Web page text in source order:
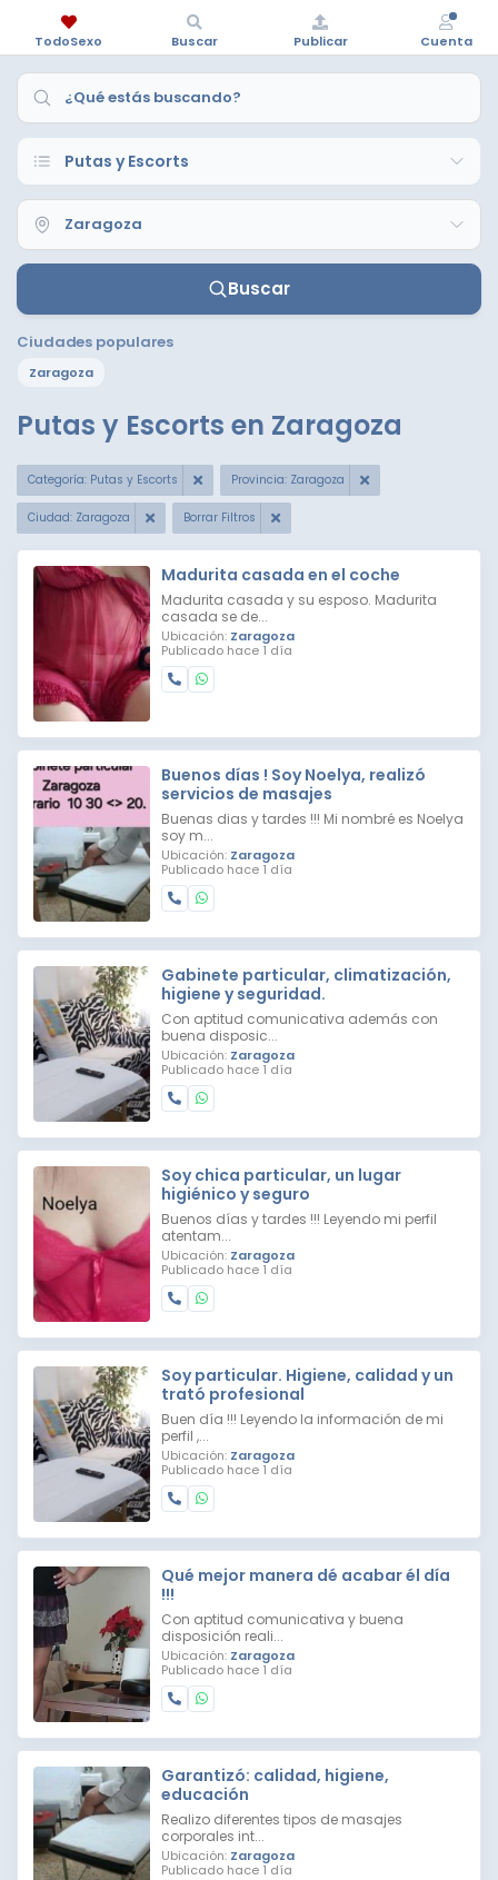
Buscar
Ciudades populares
Zaragoza
Putas y Escorts en Zaragoza
Categoría: Putas y Escorts Provincia: Zaragoza
Ciudad: Zaragoza Borrar Filtros
Madurita casada en el coche
Madurita casada y su esposo. Madurita
casada se de...
Ubicación: Zaragoza
Publicado hace 1 día
Buenos días ! Soy Noelya, realizó
servicios de masajes
Buenas dias y tardes !!! Mi nombré es Noelya
soy m...
Ubicación: Zaragoza
Publicado hace 1 día
Gabinete particular, climatización,
higiene y seguridad.
Con aptitud comunicativa además con
buena disposic...
Ubicación: Zaragoza
Publicado hace 1 día
Soy chica particular, un lugar
higiénico y seguro
Buenos días y tardes !!! Leyendo mi perfil
atentam...
Ubicación: Zaragoza
Publicado hace 1 día
Soy particular. Higiene, calidad y un
trató profesional
Buen día !!! Leyendo la información de mi
perfil ,...
Ubicación: Zaragoza
Publicado hace 1 día
Qué mejor manera dé acabar él día
!!!
Con aptitud comunicativa y buena
disposición reali...
Ubicación: Zaragoza
Publicado hace 1 día
Garantizó: calidad, higiene,
educación
Realizo diferentes tipos de masajes
corporales int...
Ubicación: Zaragoza
Publicado hace 1 día
TodoSexo Buscar Publicar Cuenta